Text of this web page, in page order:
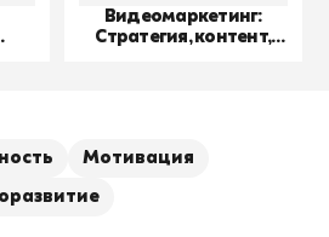
Видеомаркетинг:
Стратегия, контент,
Мотивация